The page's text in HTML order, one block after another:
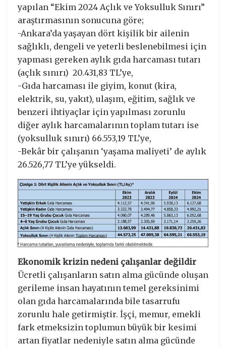
yapılan “Ekim 2024 Açlık ve Yoksulluk Sınırı”
araştırmasının sonucuna göre;
-Ankara’da yaşayan dört kişilik bir ailenin
sağlıklı, dengeli ve yeterli beslenebilmesi için
yapması gereken aylık gıda harcaması tutarı
(açlık sınırı) 20.431,83 TL’ye,
-Gıda harcaması ile giyim, konut (kira,
elektrik, su, yakıt), ulaşım, eğitim, sağlık ve
benzeri ihtiyaçlar için yapılması zorunlu
diğer aylık harcamalarının toplam tutarı ise
(yoksulluk sınırı) 66.553,19 TL’ye,
-Bekâr bir çalışanın ‘yaşama maliyeti’ de aylık
26.526,77 TL’ye yükseldi.
Ekonomik krizin nedeni çalışanlar değildir
Ücretli çalışanların satın alma gücünde oluşan
gerileme insan hayatının temel gereksinimi
olan gıda harcamalarında bile tasarrufu
zorunlu hale getirmiştir. İşçi, memur, emekli
fark etmeksizin toplumun büyük bir kesimi
artan fiyatlar nedeniyle satın alma gücünde